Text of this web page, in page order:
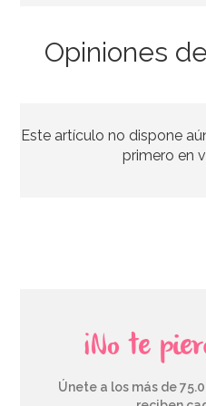
Opiniones
Este artículo no dispone
primero en
¡No te
Únete a los más de